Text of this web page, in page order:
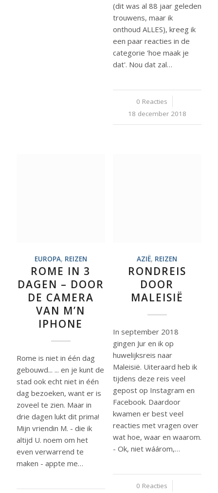
(dit was al 88 jaar geleden
trouwens, maar ik
onthoud ALLES), kreeg ik
een paar reacties in de
categorie 'hoe maak je
dat'. Nou dat zal…
0 Reacties
/
18 december 2018
EUROPA, REIZEN
ROME IN 3
DAGEN – DOOR
DE CAMERA
VAN M’N
IPHONE
Rome is niet in één dag
gebouwd... ... en je kunt de
stad ook echt niet in één
dag bezoeken, want er is
zoveel te zien. Maar in
drie dagen lukt dit prima!
Mijn vriendin M. - die ik
altijd U. noem om het
even verwarrend te
maken - appte me…
AZIË, REIZEN
RONDREIS
DOOR
MALEISIË
In september 2018
gingen Jur en ik op
huwelijksreis naar
Maleisië. Uiteraard heb ik
tijdens deze reis veel
gepost op Instagram en
Facebook. Daardoor
kwamen er best veel
reacties met vragen over
wat hoe, waar en waarom.
- Ok, niet wáárom,…
0 Reacties
/